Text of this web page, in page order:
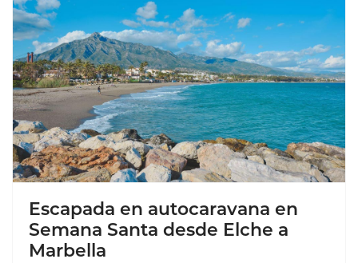
Escapada en autocaravana en
Semana Santa desde Elche a
Marbella